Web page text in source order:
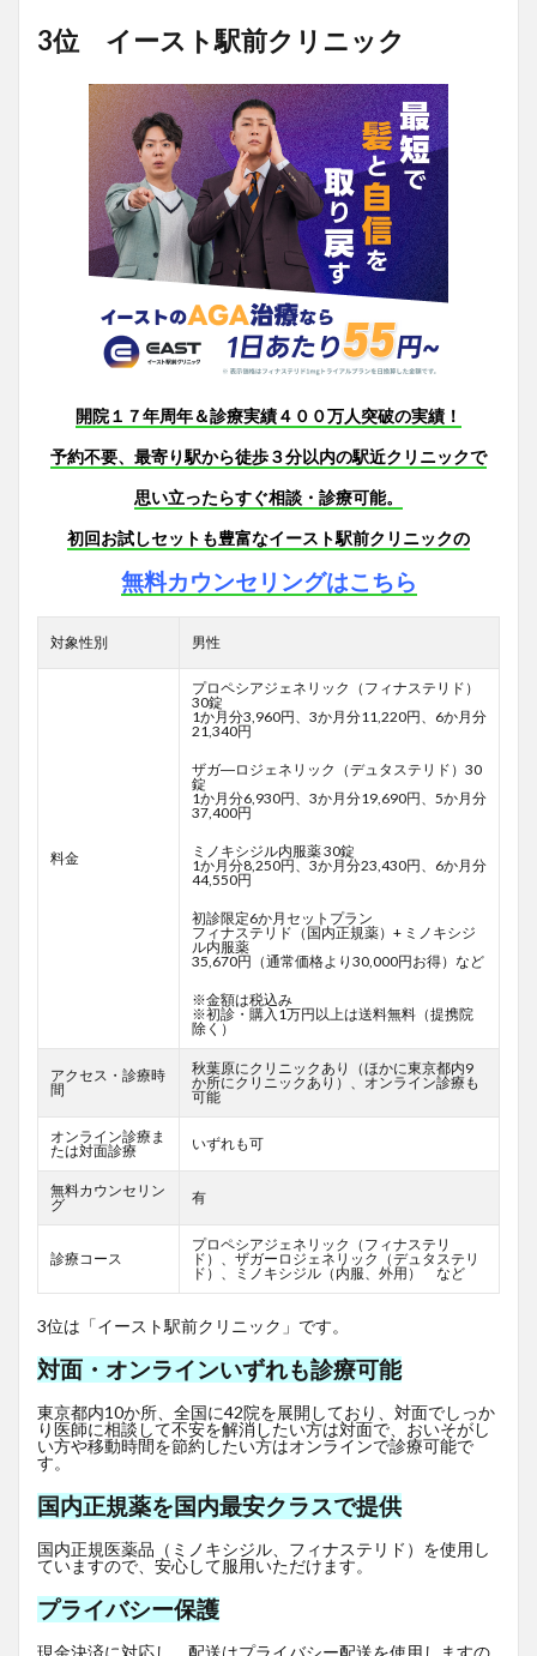
3位 イースト駅前クリニック
開院１７年周年＆診療実績４００万人突破の実績！
予約不要、最寄り駅から徒歩３分以内の駅近クリニックで
思い立ったらすぐ相談・診療可能。
初回お試しセットも豊富なイースト駅前クリニックの
無料カウンセリングはこちら
対象性別 男性
料金
プロペシアジェネリック（フィナステリド）
30錠
1か月分3,960円、3か月分11,220円、6か月分
21,340円
ザガ―ロジェネリック（デュタステリド）30
錠
1か月分6,930円、3か月分19,690円、5か月分
37,400円
ミノキシジル内服薬 30錠
1か月分8,250円、3か月分23,430円、6か月分
44,550円
初診限定6か月セットプラン
フィナステリド（国内正規薬）+ ミノキシジ
ル内服薬
35,670円（通常価格より30,000円お得）など
※金額は税込み
※初診・購入1万円以上は送料無料（提携院
除く）
アクセス・診療時
間
秋葉原にクリニックあり（ほかに東京都内9
か所にクリニックあり）、オンライン診療も
可能
オンライン診療ま
たは対面診療
いずれも可
無料カウンセリン
グ
有
診療コース
プロペシアジェネリック（フィナステリ
ド）、ザガーロジェネリック（デュタステリ
ド）、ミノキシジル（内服、外用） など
3位は「イースト駅前クリニック」です。
対面・オンラインいずれも診療可能
東京都内10か所、全国に42院を展開しており、対面でしっか
り医師に相談して不安を解消したい方は対面で、おいそがし
い方や移動時間を節約したい方はオンラインで診療可能で
す。
国内正規薬を国内最安クラスで提供
国内正規医薬品（ミノキシジル、フィナステリド）を使用し
ていますので、安心して服用いただけます。
プライバシー保護
現金決済に対応し、配送はプライバシー配送を使用しますの